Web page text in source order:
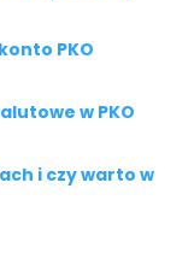
PKO
w PKO
i czy warto w